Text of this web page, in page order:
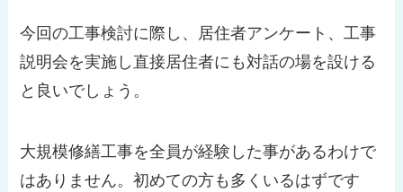
今回の工事検討に際し、居住者アンケート、工事
説明会を実施し直接居住者にも対話の場を設ける
と良いでしょう。
大規模修繕工事を全員が経験した事があるわけで
はありません。初めての方も多くいるはずです